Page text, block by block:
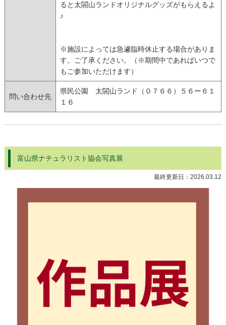
ると太閤山ランドオリジナルグッズがもらえるよ
♪
※施設によっては急遽臨時休止する場合がありま
す。ご了承ください。（※期間中であればいつで
もご参加いただけます）
問い合わせ先
県民公園 太閤山ランド（０７６６）５６ー６１
１６
富山県ナチュラリスト協会写真展
最終更新日：2026.03.12